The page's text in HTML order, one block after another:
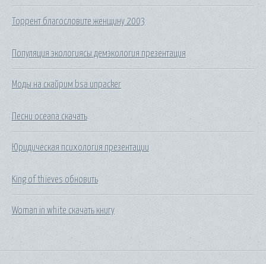
Торрент благословите женщину 2003
Популяция экологиясы демэкология презентация
Моды на скайрим bsa unpacker
Песни oceana скачать
Юридическая психология презентации
King of thieves обновить
Woman in white скачать книгу